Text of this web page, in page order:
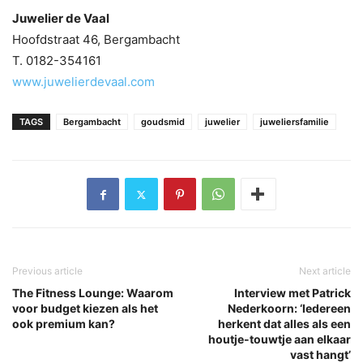
Juwelier de Vaal
Hoofdstraat 46, Bergambacht
T. 0182-354161
www.juwelierdevaal.com
TAGS Bergambacht goudsmid juwelier juweliersfamilie
Previous article
The Fitness Lounge: Waarom
voor budget kiezen als het
ook premium kan?
Next article
Interview met Patrick
Nederkoorn: ‘Iedereen
herkent dat alles als een
houtje-touwtje aan elkaar
vast hangt’